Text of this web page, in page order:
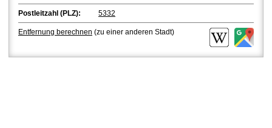
Postleitzahl (PLZ): 5332
Entfernung berechnen (zu einer anderen Stadt)